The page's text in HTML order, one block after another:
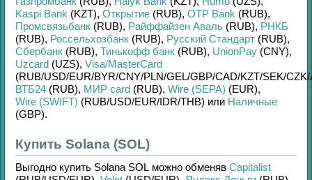
Kaspi Bank (KZT), Открытие (RUB), OTP Bank (RUB),
Промсвязьбанк (RUB), Райффайзен Аваль (RUB), РНКБ
(RUB), Россельхозбанк (RUB), Русский Стандарт (RUB),
Сбербанк (RUB), Тинькофф банк (RUB), UnionPay (CNY),
Uzcard (UZS), Visa/MasterCard
(RUB/USD/EUR/BYR/CNY/PLN/GEL/GBP/CAD/KZT/SEK/CZK/
ВТБ24 (RUB), МИР card (RUB), Wire (SEPA) (EUR),
Wire (SWIFT) (RUB/USD/EUR/IDR/THB) или Наличные
(GBP).
Купить Solana (SOL)
Выгодно купить Solana SOL можно обменяв Capitalist